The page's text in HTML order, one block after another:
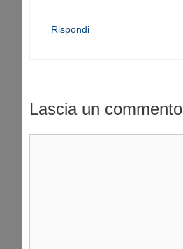
Rispondi
Lascia un commento